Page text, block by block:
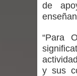
de
“Para
y sus